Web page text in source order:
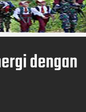
dengan